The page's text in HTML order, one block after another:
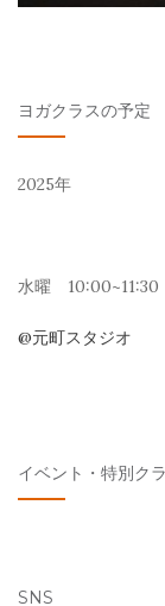
ヨガクラスの予定
2025年
水曜 10:00~11:30
@元町スタジオ
イベント・特別ク
SNS